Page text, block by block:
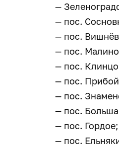
—
— пос.
— пос.
— пос.
— пос.
— пос.
— пос.
— пос.
— пос. Гордое;
— пос.